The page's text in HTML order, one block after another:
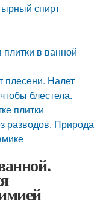
спирт
в ванной
плесени. Налет
блестела.
плитки
разводов. Природа